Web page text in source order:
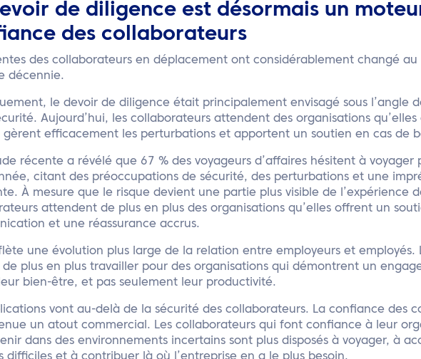
de diligence est désormais un
des collaborateurs
des collaborateurs en déplacement ont considérablement changé au
décennie.
le devoir de diligence était principalement envisagé sous l’angle
Aujourd’hui, les collaborateurs attendent des organisations
gèrent efficacement les perturbations et apportent un soutien en cas de
récente a révélé que 67 % des voyageurs d’affaires hésitent à voyager
citant des préoccupations de sécurité, des perturbations et une
À mesure que le risque devient une partie plus visible de l’expérience
attendent de plus en plus des organisations qu’elles offrent un
et une réassurance accrus.
une évolution plus large de la relation entre employeurs et employés.
plus en plus travailler pour des organisations qui démontrent un
bien-être, et pas seulement leur productivité.
vont au-delà de la sécurité des collaborateurs. La confiance des
un atout commercial. Les collaborateurs qui font confiance à leur
dans des environnements incertains sont plus disposés à voyager, à